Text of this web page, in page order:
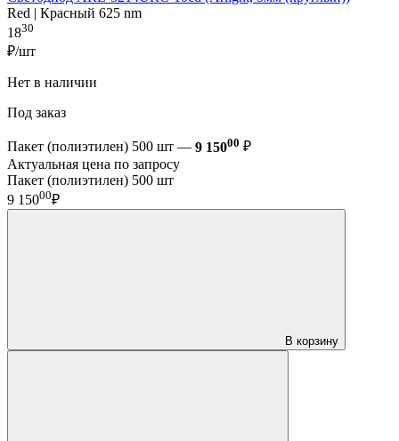
Red | Красный 625 nm
1830
₽/шт
Нет в наличии
Под заказ
Пакет (полиэтилен) 500 шт — 9 15000 ₽
Актуальная цена по запросу
Пакет (полиэтилен) 500 шт
9 15000₽
В корзину